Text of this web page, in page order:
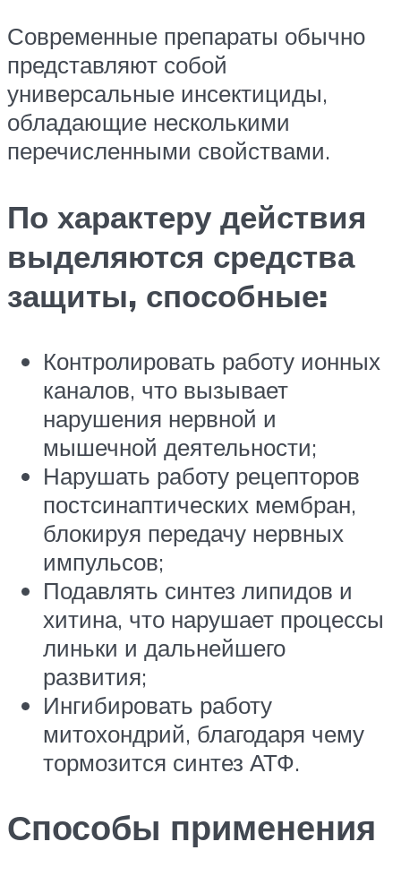
Современные препараты обычно
представляют собой
универсальные инсектициды,
обладающие несколькими
перечисленными свойствами.
По характеру действия
выделяются средства
защиты, способные:
Контролировать работу ионных
каналов, что вызывает
нарушения нервной и
мышечной деятельности;
Нарушать работу рецепторов
постсинаптических мембран,
блокируя передачу нервных
импульсов;
Подавлять синтез липидов и
хитина, что нарушает процессы
линьки и дальнейшего
развития;
Ингибировать работу
митохондрий, благодаря чему
тормозится синтез АТФ.
Способы применения